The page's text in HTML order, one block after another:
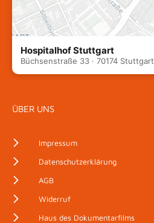
Hospitalhof Stuttgart
Büchsenstraße 33 · 70174 Stuttgart
ÜBER UNS
Impressum
Datenschutzerklärung
AGB
Widerruf
Haus des Dokumentarfilms